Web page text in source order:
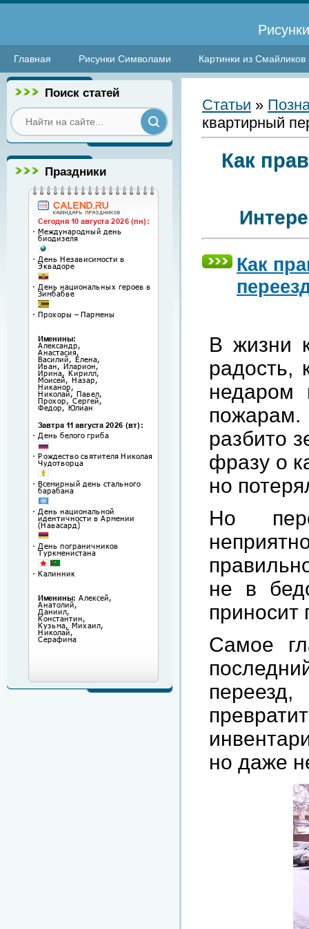
Главная Рисунки Символами Картинки из Смайликов
Поиск статей
Праздники
Статьи »
квартирный
Как
Как
В жизни
радость,
недаром
разбито
фразу о
но
Но
не в
приносит
Самое
но даже